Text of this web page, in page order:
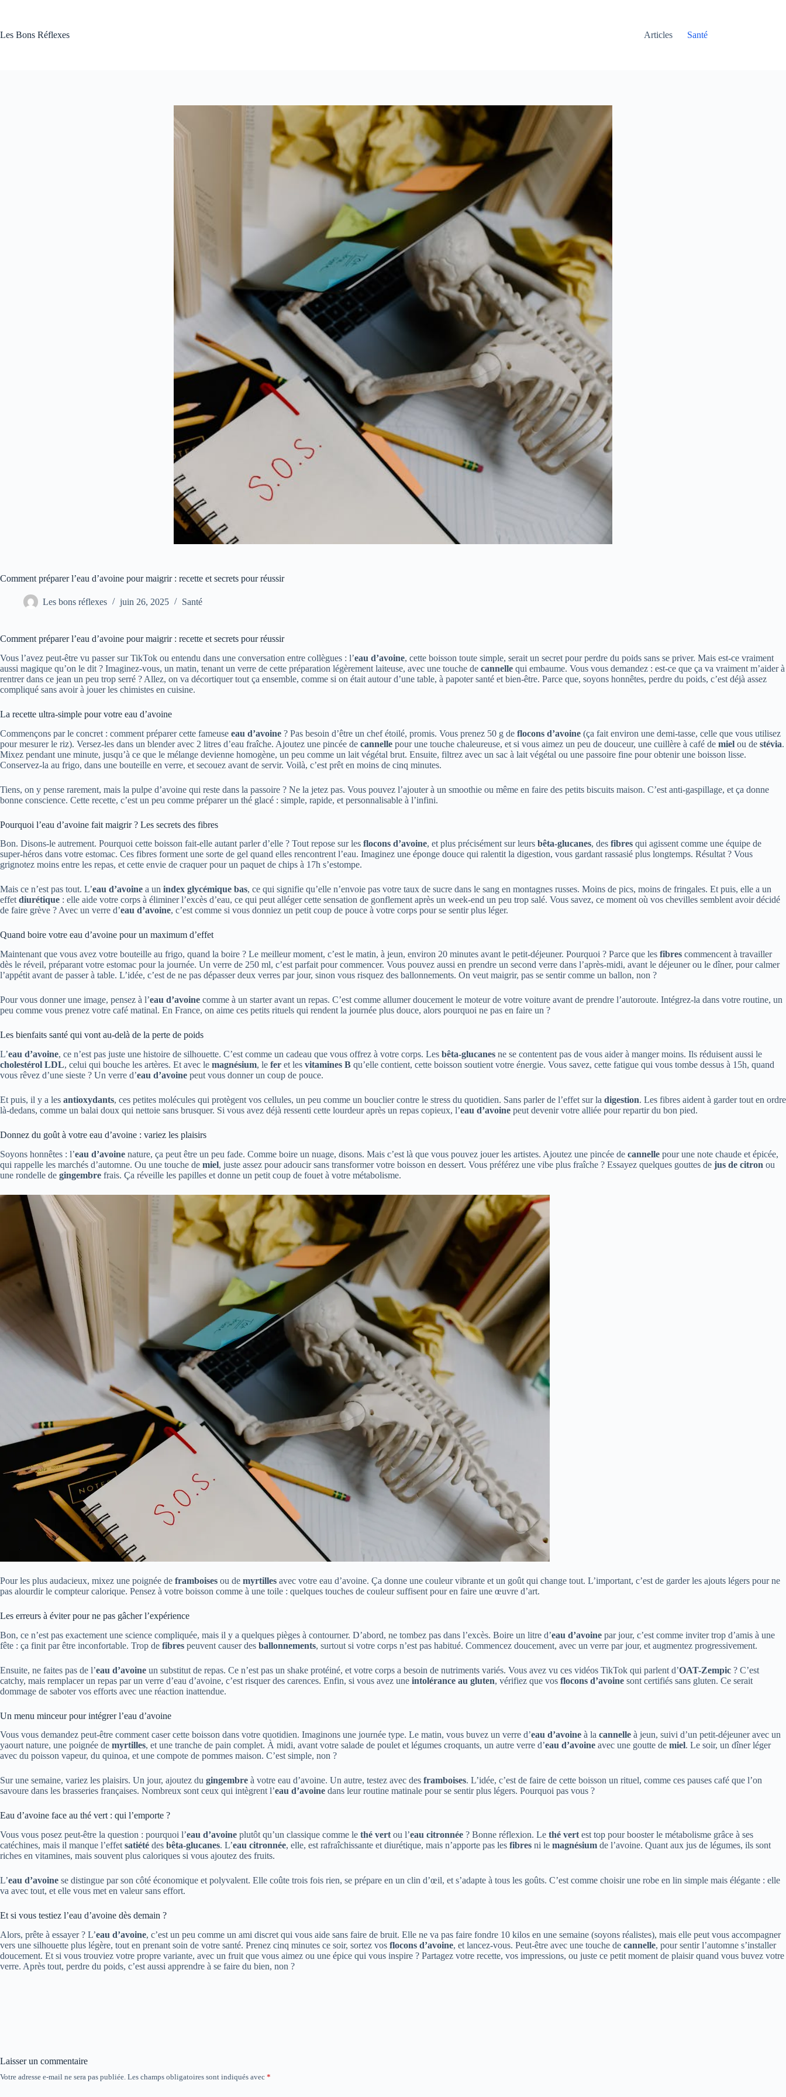
Les Bons Réflexes
Articles Santé
Comment préparer l’eau d’avoine pour maigrir : recette et secrets pour réussir
Les bons réflexes juin 26, 2025 Santé
Comment préparer l’eau d’avoine pour maigrir : recette et secrets pour réussir
Vous l’avez peut-être vu passer sur TikTok ou entendu dans une conversation entre collègues : l’eau d’avoine, cette boisson toute simple, serait un secret pour perdre du poids sans se priver. Mais est-ce vraiment
aussi magique qu’on le dit ? Imaginez-vous, un matin, tenant un verre de cette préparation légèrement laiteuse, avec une touche de cannelle qui embaume. Vous vous demandez : est-ce que ça va vraiment m’aider à
rentrer dans ce jean un peu trop serré ? Allez, on va décortiquer tout ça ensemble, comme si on était autour d’une table, à papoter santé et bien-être. Parce que, soyons honnêtes, perdre du poids, c’est déjà assez
compliqué sans avoir à jouer les chimistes en cuisine.
La recette ultra-simple pour votre eau d’avoine
Commençons par le concret : comment préparer cette fameuse eau d’avoine ? Pas besoin d’être un chef étoilé, promis. Vous prenez 50 g de flocons d’avoine (ça fait environ une demi-tasse, celle que vous utilisez
pour mesurer le riz). Versez-les dans un blender avec 2 litres d’eau fraîche. Ajoutez une pincée de cannelle pour une touche chaleureuse, et si vous aimez un peu de douceur, une cuillère à café de miel ou de stévia.
Mixez pendant une minute, jusqu’à ce que le mélange devienne homogène, un peu comme un lait végétal brut. Ensuite, filtrez avec un sac à lait végétal ou une passoire fine pour obtenir une boisson lisse.
Conservez-la au frigo, dans une bouteille en verre, et secouez avant de servir. Voilà, c’est prêt en moins de cinq minutes.
Tiens, on y pense rarement, mais la pulpe d’avoine qui reste dans la passoire ? Ne la jetez pas. Vous pouvez l’ajouter à un smoothie ou même en faire des petits biscuits maison. C’est anti-gaspillage, et ça donne
bonne conscience. Cette recette, c’est un peu comme préparer un thé glacé : simple, rapide, et personnalisable à l’infini.
Pourquoi l’eau d’avoine fait maigrir ? Les secrets des fibres
Bon. Disons-le autrement. Pourquoi cette boisson fait-elle autant parler d’elle ? Tout repose sur les flocons d’avoine, et plus précisément sur leurs bêta-glucanes, des fibres qui agissent comme une équipe de
super-héros dans votre estomac. Ces fibres forment une sorte de gel quand elles rencontrent l’eau. Imaginez une éponge douce qui ralentit la digestion, vous gardant rassasié plus longtemps. Résultat ? Vous
grignotez moins entre les repas, et cette envie de craquer pour un paquet de chips à 17h s’estompe.
Mais ce n’est pas tout. L’eau d’avoine a un index glycémique bas, ce qui signifie qu’elle n’envoie pas votre taux de sucre dans le sang en montagnes russes. Moins de pics, moins de fringales. Et puis, elle a un
effet diurétique : elle aide votre corps à éliminer l’excès d’eau, ce qui peut alléger cette sensation de gonflement après un week-end un peu trop salé. Vous savez, ce moment où vos chevilles semblent avoir décidé
de faire grève ? Avec un verre d’eau d’avoine, c’est comme si vous donniez un petit coup de pouce à votre corps pour se sentir plus léger.
Quand boire votre eau d’avoine pour un maximum d’effet
Maintenant que vous avez votre bouteille au frigo, quand la boire ? Le meilleur moment, c’est le matin, à jeun, environ 20 minutes avant le petit-déjeuner. Pourquoi ? Parce que les fibres commencent à travailler
dès le réveil, préparant votre estomac pour la journée. Un verre de 250 ml, c’est parfait pour commencer. Vous pouvez aussi en prendre un second verre dans l’après-midi, avant le déjeuner ou le dîner, pour calmer
l’appétit avant de passer à table. L’idée, c’est de ne pas dépasser deux verres par jour, sinon vous risquez des ballonnements. On veut maigrir, pas se sentir comme un ballon, non ?
Pour vous donner une image, pensez à l’eau d’avoine comme à un starter avant un repas. C’est comme allumer doucement le moteur de votre voiture avant de prendre l’autoroute. Intégrez-la dans votre routine, un
peu comme vous prenez votre café matinal. En France, on aime ces petits rituels qui rendent la journée plus douce, alors pourquoi ne pas en faire un ?
Les bienfaits santé qui vont au-delà de la perte de poids
L’eau d’avoine, ce n’est pas juste une histoire de silhouette. C’est comme un cadeau que vous offrez à votre corps. Les bêta-glucanes ne se contentent pas de vous aider à manger moins. Ils réduisent aussi le
cholestérol LDL, celui qui bouche les artères. Et avec le magnésium, le fer et les vitamines B qu’elle contient, cette boisson soutient votre énergie. Vous savez, cette fatigue qui vous tombe dessus à 15h, quand
vous rêvez d’une sieste ? Un verre d’eau d’avoine peut vous donner un coup de pouce.
Et puis, il y a les antioxydants, ces petites molécules qui protègent vos cellules, un peu comme un bouclier contre le stress du quotidien. Sans parler de l’effet sur la digestion. Les fibres aident à garder tout en ordre
là-dedans, comme un balai doux qui nettoie sans brusquer. Si vous avez déjà ressenti cette lourdeur après un repas copieux, l’eau d’avoine peut devenir votre alliée pour repartir du bon pied.
Donnez du goût à votre eau d’avoine : variez les plaisirs
Soyons honnêtes : l’eau d’avoine nature, ça peut être un peu fade. Comme boire un nuage, disons. Mais c’est là que vous pouvez jouer les artistes. Ajoutez une pincée de cannelle pour une note chaude et épicée,
qui rappelle les marchés d’automne. Ou une touche de miel, juste assez pour adoucir sans transformer votre boisson en dessert. Vous préférez une vibe plus fraîche ? Essayez quelques gouttes de jus de citron ou
une rondelle de gingembre frais. Ça réveille les papilles et donne un petit coup de fouet à votre métabolisme.
Pour les plus audacieux, mixez une poignée de framboises ou de myrtilles avec votre eau d’avoine. Ça donne une couleur vibrante et un goût qui change tout. L’important, c’est de garder les ajouts légers pour ne
pas alourdir le compteur calorique. Pensez à votre boisson comme à une toile : quelques touches de couleur suffisent pour en faire une œuvre d’art.
Les erreurs à éviter pour ne pas gâcher l’expérience
Bon, ce n’est pas exactement une science compliquée, mais il y a quelques pièges à contourner. D’abord, ne tombez pas dans l’excès. Boire un litre d’eau d’avoine par jour, c’est comme inviter trop d’amis à une
fête : ça finit par être inconfortable. Trop de fibres peuvent causer des ballonnements, surtout si votre corps n’est pas habitué. Commencez doucement, avec un verre par jour, et augmentez progressivement.
Ensuite, ne faites pas de l’eau d’avoine un substitut de repas. Ce n’est pas un shake protéiné, et votre corps a besoin de nutriments variés. Vous avez vu ces vidéos TikTok qui parlent d’OAT-Zempic ? C’est
catchy, mais remplacer un repas par un verre d’eau d’avoine, c’est risquer des carences. Enfin, si vous avez une intolérance au gluten, vérifiez que vos flocons d’avoine sont certifiés sans gluten. Ce serait
dommage de saboter vos efforts avec une réaction inattendue.
Un menu minceur pour intégrer l’eau d’avoine
Vous vous demandez peut-être comment caser cette boisson dans votre quotidien. Imaginons une journée type. Le matin, vous buvez un verre d’eau d’avoine à la cannelle à jeun, suivi d’un petit-déjeuner avec un
yaourt nature, une poignée de myrtilles, et une tranche de pain complet. À midi, avant votre salade de poulet et légumes croquants, un autre verre d’eau d’avoine avec une goutte de miel. Le soir, un dîner léger
avec du poisson vapeur, du quinoa, et une compote de pommes maison. C’est simple, non ?
Sur une semaine, variez les plaisirs. Un jour, ajoutez du gingembre à votre eau d’avoine. Un autre, testez avec des framboises. L’idée, c’est de faire de cette boisson un rituel, comme ces pauses café que l’on
savoure dans les brasseries françaises. Nombreux sont ceux qui intègrent l’eau d’avoine dans leur routine matinale pour se sentir plus légers. Pourquoi pas vous ?
Eau d’avoine face au thé vert : qui l’emporte ?
Vous vous posez peut-être la question : pourquoi l’eau d’avoine plutôt qu’un classique comme le thé vert ou l’eau citronnée ? Bonne réflexion. Le thé vert est top pour booster le métabolisme grâce à ses
catéchines, mais il manque l’effet satiété des bêta-glucanes. L’eau citronnée, elle, est rafraîchissante et diurétique, mais n’apporte pas les fibres ni le magnésium de l’avoine. Quant aux jus de légumes, ils sont
riches en vitamines, mais souvent plus caloriques si vous ajoutez des fruits.
L’eau d’avoine se distingue par son côté économique et polyvalent. Elle coûte trois fois rien, se prépare en un clin d’œil, et s’adapte à tous les goûts. C’est comme choisir une robe en lin simple mais élégante : elle
va avec tout, et elle vous met en valeur sans effort.
Et si vous testiez l’eau d’avoine dès demain ?
Alors, prête à essayer ? L’eau d’avoine, c’est un peu comme un ami discret qui vous aide sans faire de bruit. Elle ne va pas faire fondre 10 kilos en une semaine (soyons réalistes), mais elle peut vous accompagner
vers une silhouette plus légère, tout en prenant soin de votre santé. Prenez cinq minutes ce soir, sortez vos flocons d’avoine, et lancez-vous. Peut-être avec une touche de cannelle, pour sentir l’automne s’installer
doucement. Et si vous trouviez votre propre variante, avec un fruit que vous aimez ou une épice qui vous inspire ? Partagez votre recette, vos impressions, ou juste ce petit moment de plaisir quand vous buvez votre
verre. Après tout, perdre du poids, c’est aussi apprendre à se faire du bien, non ?
Laisser un commentaire
Votre adresse e-mail ne sera pas publiée. Les champs obligatoires sont indiqués avec *